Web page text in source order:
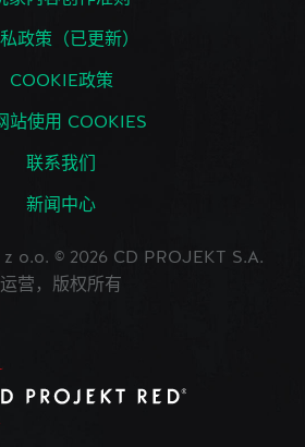
政策（已更新）
COOKIE政策
站使用 COOKIES
联系我们
新闻中心
z o.o. © 2026 CD PROJEKT S.A.
运营，版权所有